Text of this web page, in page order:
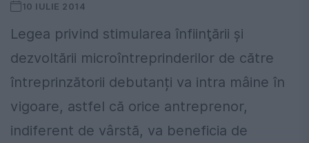
10 IULIE 2014
Legea privind stimularea înfiinţării şi
dezvoltării microîntreprinderilor de către
întreprinzătorii debutanți va intra mâine în
vigoare, astfel că orice antreprenor,
indiferent de vârstă, va beneficia de